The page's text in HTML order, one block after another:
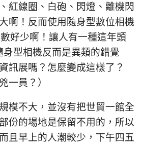
紅線圈、白砲、閃燈、離機閃
啊！反而使用隨身型數位相機
好少啊！讓人有一種這年頭
身型相機反而是異類的錯覺
訊展嗎？怎麼變成這樣了？
一員？）
模不大，並沒有把世貿一館全
份的場地是保留不用的，所以
且早上的人潮較少，下午四五